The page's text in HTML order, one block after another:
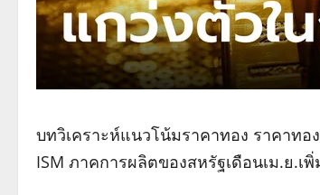
บทวิเคราะห์แนวโน้มราคาทอง ราคาท
ISM ภาคการผลิตของสหรัฐเดือนเม.ย.เ